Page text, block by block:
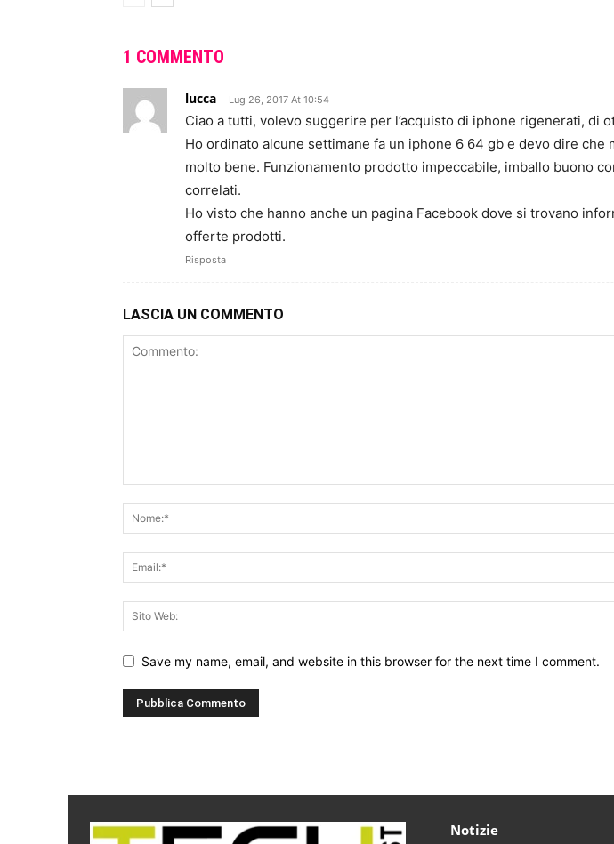
1 COMMENTO
lucca Lug 26, 2017 At 10:54
Ciao a tutti, volevo suggerire per l’acquisto di iphone rigenerati, di
Ho ordinato alcune settimane fa un iphone 6 64 gb e devo dire che
molto bene. Funzionamento prodotto impeccabile, imballo buono
correlati.
Ho visto che hanno anche un pagina Facebook dove si trovano
offerte prodotti.
Risposta
LASCIA UN COMMENTO
Save my name, email, and website in this browser for the next time I comment.
Notizie